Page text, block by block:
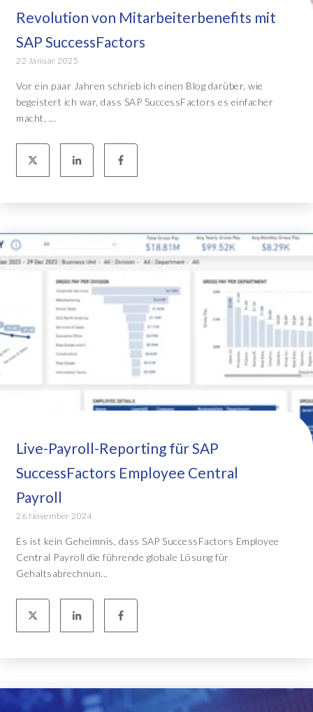
Revolution von Mitarbeiterbenefits mit
SAP SuccessFactors
22 Januar 2025
Vor ein paar Jahren schrieb ich einen Blog darüber, wie
begeistert ich war, dass SAP SuccessFactors es einfacher
macht, ...
Live-Payroll-Reporting für SAP
SuccessFactors Employee Central
Payroll
26 November 2024
Es ist kein Geheimnis, dass SAP SuccessFactors Employee
Central Payroll die führende globale Lösung für
Gehaltsabrechnun...